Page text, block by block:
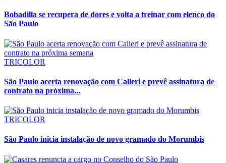
Bobadilla se recupera de dores e volta a treinar com elenco do
São Paulo
TRICOLOR
São Paulo acerta renovação com Calleri e prevê assinatura de
contrato na próxima...
TRICOLOR
São Paulo inicia instalação de novo gramado do Morumbis